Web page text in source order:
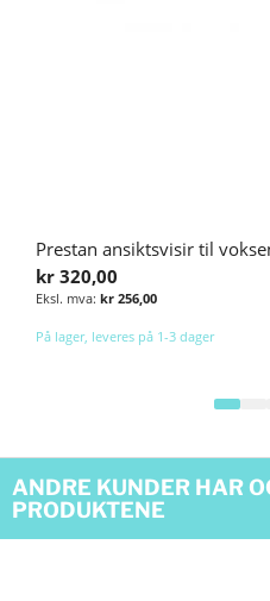
Prestan ansiktsvisir til
kr 320,00
kr 256,00
På lager, leveres på 1-3 dager
ANDRE KUNDER HAR
PRODUKTENE